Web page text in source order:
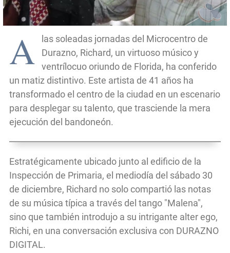
A
las soleadas jornadas del Microcentro de
Durazno, Richard, un virtuoso músico y
ventrílocuo oriundo de Florida, ha conferido
un matiz distintivo. Este artista de 41 años ha
transformado el centro de la ciudad en un escenario
para desplegar su talento, que trasciende la mera
ejecución del bandoneón.
Estratégicamente ubicado junto al edificio de la
Inspección de Primaria, el mediodía del sábado 30
de diciembre, Richard no solo compartió las notas
de su música típica a través del tango "Malena",
sino que también introdujo a su intrigante alter ego,
Richi, en una conversación exclusiva con DURAZNO
DIGITAL.